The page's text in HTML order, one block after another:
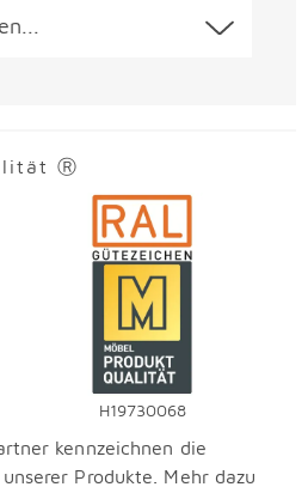
Ⓡ
H19730068
kennzeichnen die
Produkte. Mehr dazu